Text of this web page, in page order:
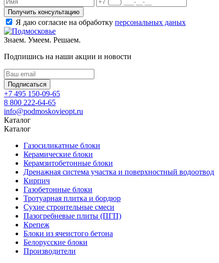
Получить консультацию
Я даю согласие на обработку персональных даных
Знаем. Умеем. Решаем.
Подпишись на наши акции и новости
Подписаться
+7 495 150-09-65
8 800 222-64-65
info@podmoskovieopt.ru
Каталог
Каталог
Газосиликатные блоки
Керамические блоки
Керамзитобетонные блоки
Дренажная система участка и поверхностный водоотвод
Кирпич
Газобетонные блоки
Тротуарная плитка и бордюр
Сухие строительные смеси
Пазогребневые плиты (ПГП)
Крепеж
Блоки из ячеистого бетона
Белорусские блоки
Производители